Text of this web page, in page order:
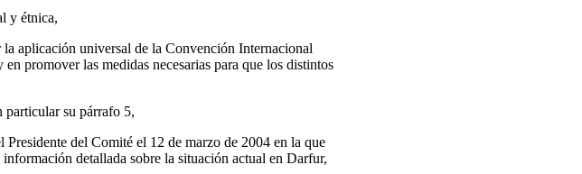
y étnica,
aplicación universal de la Convención Internacional
promover las medidas necesarias para que los distintos
particular su párrafo 5,
Presidente del Comité el 12 de marzo de 2004 en la que
detallada sobre la situación actual en Darfur,